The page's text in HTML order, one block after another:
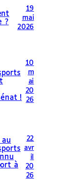
?
19
mai
2026
!
10
m
ai
20
26
à
22
avr
il
20
26